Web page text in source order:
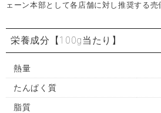
ェーン本部として各店舗に対し推奨する売
栄養成分 【100g当たり】
熱量
たんぱく質
脂質